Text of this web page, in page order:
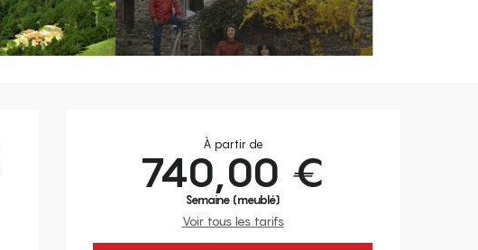
Ouverture et coordonnées
À partir de
740,00 €
Semaine (meublé)
Voir tous les tarifs